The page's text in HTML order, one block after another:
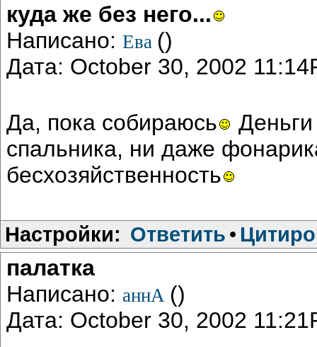
куда же без него...
Написано: Ева ()
Дата: October 30, 2002
Да, пока собираюсь
спальника, ни даже
бесхозяйственность
Настройки: Ответить •
палатка
Написано: аннА ()
Дата: October 30, 2002